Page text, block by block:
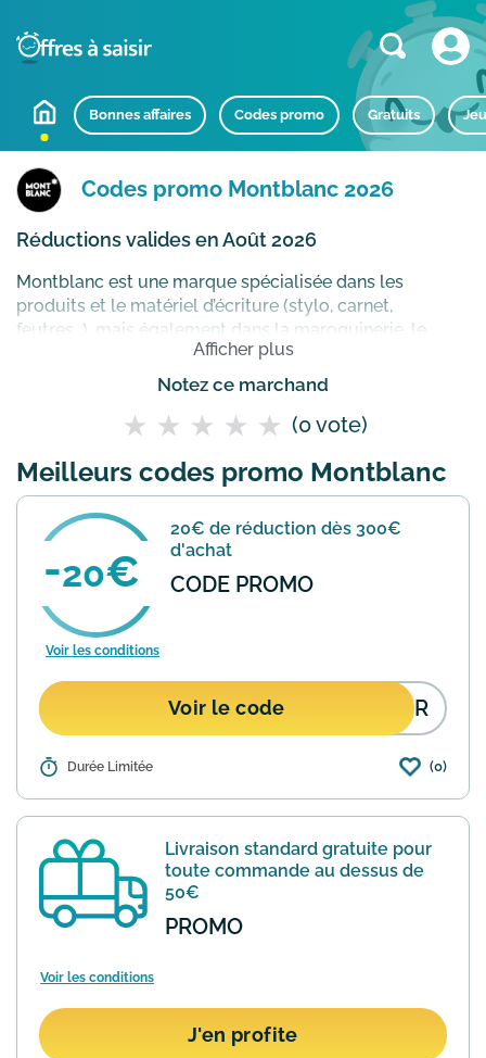
Bonnes affaires Codes promo Gratuits
Codes promo Montblanc 2026
Réductions valides en Août 2026
Montblanc est une marque spécialisée dans les
produits et le matériel d’écriture (stylo, carnet,
feutres…), mais également dans la maroquinerie, le
matériel de voyage, les montres et les accessoires.
Cette grande marque est connue à l’internationale pour
Comment utiliser un code promo
Afficher plus
Notez ce marchand
(0 vote)
Meilleurs codes promo Montblanc
20
20€ de réduction dès 300€
d'achat
CODE PROMO
Voir les conditions
Voir le code CFR
Détails : Avec ce code promo profitez de 20€ de
boutique en ligne de la célèbre marque
Durée Limitée (0)
Livraison standard gratuite pour
toute commande au dessus de
50€
PROMO
Voir les conditions
J'en profite